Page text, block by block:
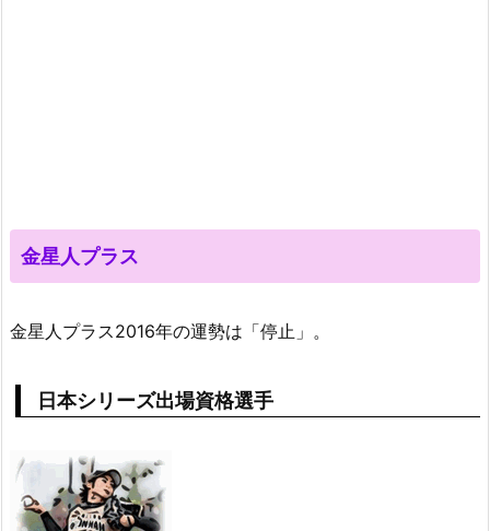
金星人プラス
金星人プラス2016年の運勢は「停止」。
日本シリーズ出場資格選手